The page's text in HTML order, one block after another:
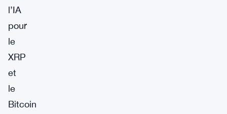
l’IA
pour
le
XRP
et
le
Bitcoin